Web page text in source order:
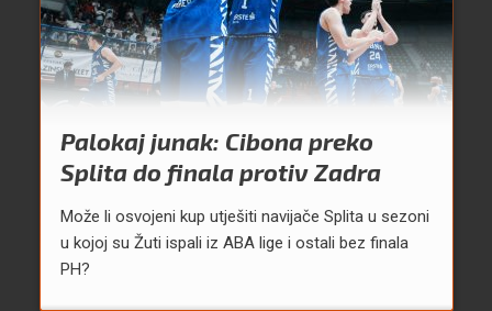
Palokaj junak: Cibona preko
Splita do finala protiv Zadra
Može li osvojeni kup utješiti navijače Splita u sezoni
u kojoj su Žuti ispali iz ABA lige i ostali bez finala
PH?